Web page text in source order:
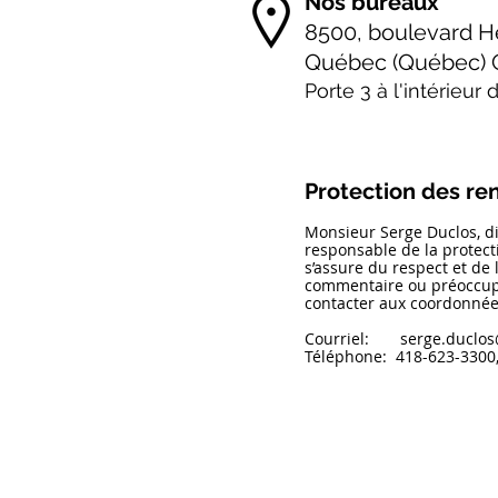
8500, boulevard
Québec (Québec)
Porte 3 à l'intérieur
Protection des
Monsieur Serge Duclos,
responsable de la
s’assure du respect et
commentaire ou
contacter aux
Courriel:
Téléphone: 418-623-